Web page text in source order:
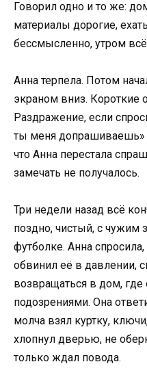
Говорил одно и то же:
материалы дорогие,
бессмысленно, утром
Анна терпела. Потом
экраном вниз. Короткие
Раздражение, если
ты меня допрашиваешь»
что Анна перестала
замечать не получалось.
Три недели назад всё
поздно, чистый, с чужим
футболке. Анна
обвинил её в давлении,
возвращаться в дом, где
подозрениями. Она
молча взял куртку,
хлопнул дверью, не
только ждал повода.